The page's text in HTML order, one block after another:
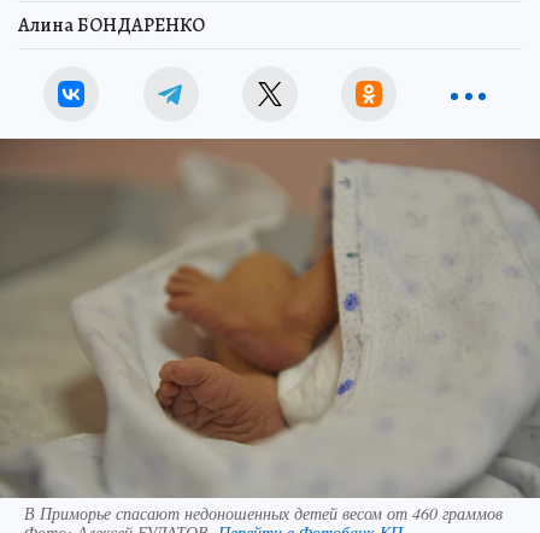
Алина БОНДАРЕНКО
В Приморье спасают недоношенных детей весом от 460 граммов